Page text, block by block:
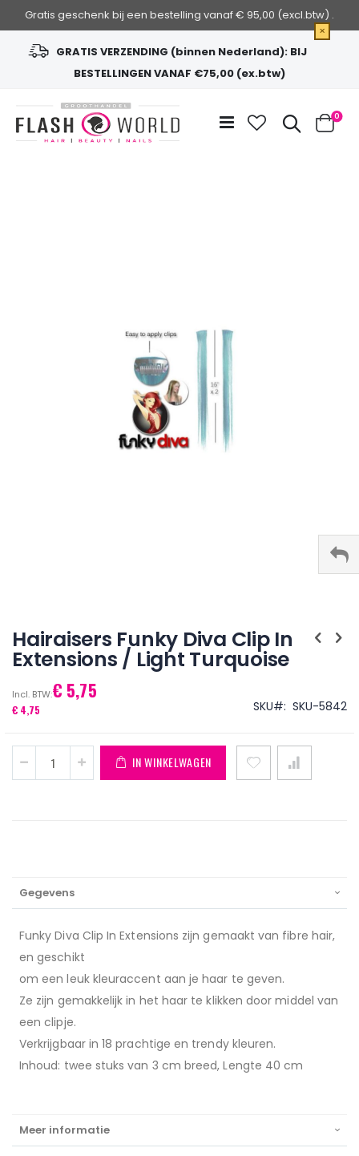
Gratis geschenk bij een bestelling vanaf € 95,00 (excl.btw) .
×
GRATIS VERZENDING (binnen Nederland): BIJ
BESTELLINGEN VANAF €75,00 (ex.btw)
de
inhoud
Zoek
Cart
0
naar
het
begin
de
afbeeldingen-
gallerij
Hairaisers Funky Diva Clip In
Extensions / Light Turquoise
€ 5,75
€ 4,75 SKU SKU-5842
IN WINKELWAGEN
Gegevens
Funky Diva Clip In Extensions zijn gemaakt van fibre hair,
en geschikt
om een leuk kleuraccent aan je haar te geven.
Ze zijn gemakkelijk in het haar te klikken door middel van
een clipje.
Verkrijgbaar in 18 prachtige en trendy kleuren.
Inhoud: twee stuks van 3 cm breed, Lengte 40 cm
Meer informatie